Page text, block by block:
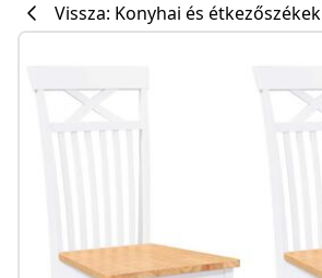
Vissza: Konyhai és étkezőszékek